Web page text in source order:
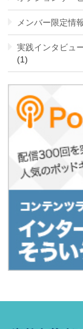
メンバー限定情
実践インタビュ
(1)